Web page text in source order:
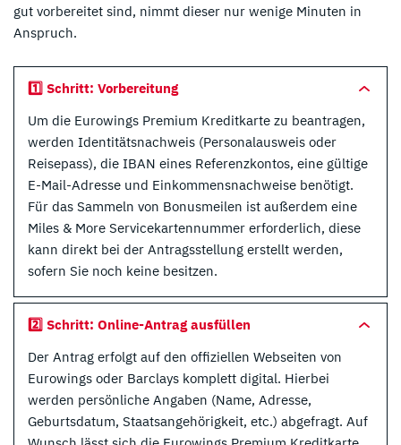
gut vorbereitet sind, nimmt dieser nur wenige Minuten in
Anspruch.
1️⃣ Schritt: Vorbereitung
Um die Eurowings Premium Kreditkarte zu beantragen,
werden Identitätsnachweis (Personalausweis oder
Reisepass), die IBAN eines Referenzkontos, eine gültige
E-Mail-Adresse und Einkommensnachweise benötigt.
Für das Sammeln von Bonusmeilen ist außerdem eine
Miles & More Servicekartennummer erforderlich, diese
kann direkt bei der Antragsstellung erstellt werden,
sofern Sie noch keine besitzen.
2️⃣ Schritt: Online-Antrag ausfüllen
Der Antrag erfolgt auf den offiziellen Webseiten von
Eurowings oder Barclays komplett digital. Hierbei
werden persönliche Angaben (Name, Adresse,
Geburtsdatum, Staatsangehörigkeit, etc.) abgefragt. Auf